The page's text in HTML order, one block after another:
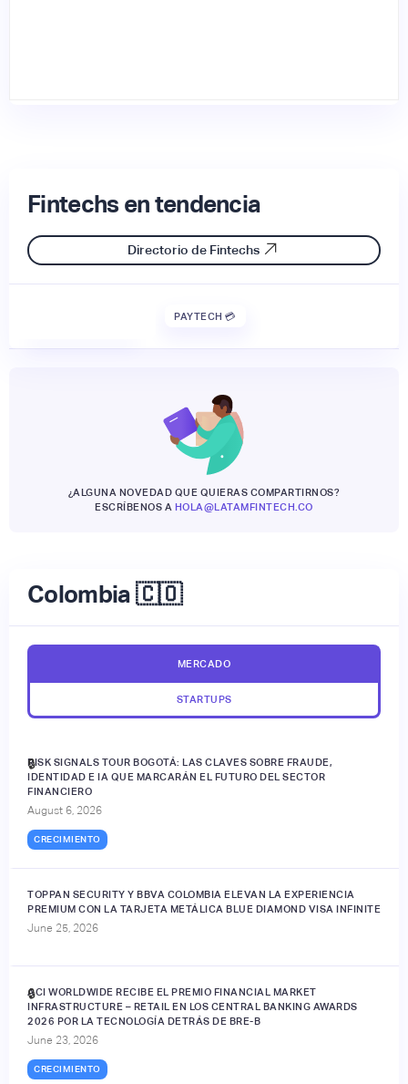
Fintechs en tendencia
Directorio de Fintechs
PAYTECH 💳
¿ALGUNA NOVEDAD QUE QUIERAS COMPARTIRNOS?
ESCRÍBENOS A HOLA@LATAMFINTECH.CO
Colombia 🇨🇴
MERCADO
STARTUPS
RISK SIGNALS TOUR BOGOTÁ: LAS CLAVES SOBRE FRAUDE,
IDENTIDAD E IA QUE MARCARÁN EL FUTURO DEL SECTOR
FINANCIERO
August 6, 2026
CRECIMIENTO
🔒
TOPPAN SECURITY Y BBVA COLOMBIA ELEVAN LA EXPERIENCIA
PREMIUM CON LA TARJETA METÁLICA BLUE DIAMOND VISA INFINITE
June 25, 2026
ACI WORLDWIDE RECIBE EL PREMIO FINANCIAL MARKET
INFRASTRUCTURE – RETAIL EN LOS CENTRAL BANKING AWARDS
2026 POR LA TECNOLOGÍA DETRÁS DE BRE-B
June 23, 2026
CRECIMIENTO
🔒